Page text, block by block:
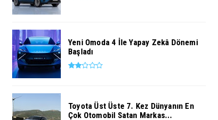
Yeni Omoda 4 İle Yapay Zekâ Dönemi
Başladı
Toyota Üst Üste 7. Kez Dünyanın En
Çok Otomobil Satan Markas...